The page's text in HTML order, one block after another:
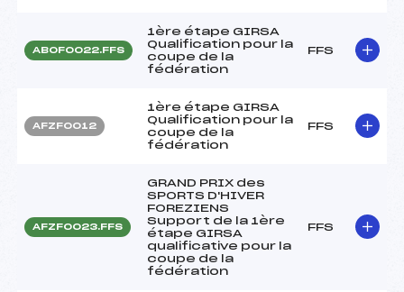
ABOF0022.FFS
1ère étape GIRSA
Qualification pour la
coupe de la
fédération
FFS
AFZF0012
1ère étape GIRSA
Qualification pour la
coupe de la
fédération
FFS
AFZF0023.FFS
GRAND PRIX des
SPORTS D'HIVER
FOREZIENS
Support de la 1ère
étape GIRSA
qualificative pour la
coupe de la
fédération
FFS